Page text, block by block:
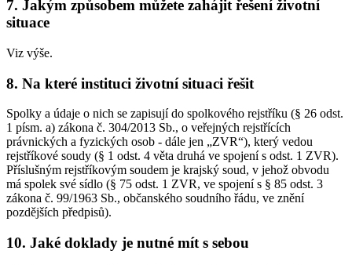
7. Jakým způsobem můžete zahájit řešení životní
situace
Viz výše.
8. Na které instituci životní situaci řešit
Spolky a údaje o nich se zapisují do spolkového rejstříku (§ 26 odst.
1 písm. a) zákona č. 304/2013 Sb., o veřejných rejstřících
právnických a fyzických osob - dále jen „ZVR“), který vedou
rejstříkové soudy (§ 1 odst. 4 věta druhá ve spojení s odst. 1 ZVR).
Příslušným rejstříkovým soudem je krajský soud, v jehož obvodu
má spolek své sídlo (§ 75 odst. 1 ZVR, ve spojení s § 85 odst. 3
zákona č. 99/1963 Sb., občanského soudního řádu, ve znění
pozdějších předpisů).
10. Jaké doklady je nutné mít s sebou